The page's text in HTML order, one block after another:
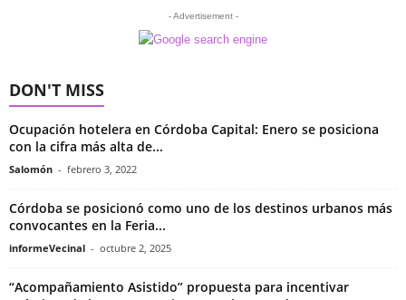
- Advertisement -
DON'T MISS
Ocupación hotelera en Córdoba Capital: Enero se posiciona
con la cifra más alta de...
Salomón - febrero 3, 2022
Córdoba se posicionó como uno de los destinos urbanos más
convocantes en la Feria...
informeVecinal - octubre 2, 2025
“Acompañamiento Asistido” propuesta para incentivar